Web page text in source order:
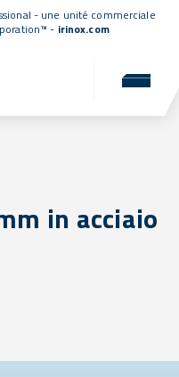
- une unité commerciale
- irinox.com
in acciaio